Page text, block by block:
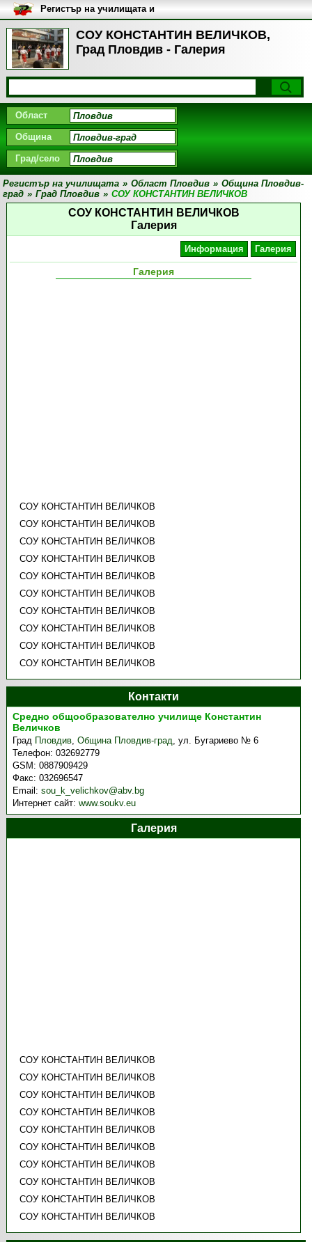
СОУ КОНСТАНТИН ВЕЛИЧКОВ,
Град Пловдив - Галерия
Регистър на училищата и
университетите в България
Област
Община
Град/село
Регистър на училищата » Област Пловдив » Община Пловдив-
град » Град Пловдив » СОУ КОНСТАНТИН ВЕЛИЧКОВ
СОУ КОНСТАНТИН ВЕЛИЧКОВ
Галерия
Информация Галерия
Галерия
СОУ КОНСТАНТИН ВЕЛИЧКОВ
СОУ КОНСТАНТИН ВЕЛИЧКОВ
СОУ КОНСТАНТИН ВЕЛИЧКОВ
СОУ КОНСТАНТИН ВЕЛИЧКОВ
СОУ КОНСТАНТИН ВЕЛИЧКОВ
СОУ КОНСТАНТИН ВЕЛИЧКОВ
СОУ КОНСТАНТИН ВЕЛИЧКОВ
СОУ КОНСТАНТИН ВЕЛИЧКОВ
СОУ КОНСТАНТИН ВЕЛИЧКОВ
СОУ КОНСТАНТИН ВЕЛИЧКОВ
Контакти
Средно общообразователно училище Константин
Величков
Град Пловдив,Община Пловдив-град,ул. Бугариево № 6
Телефон:032692779
GSM:0887909429
Факс:032696547
Email:sou_k_velichkov@abv.bg
Интернет сайт:www.soukv.eu
Галерия
СОУ КОНСТАНТИН ВЕЛИЧКОВ
СОУ КОНСТАНТИН ВЕЛИЧКОВ
СОУ КОНСТАНТИН ВЕЛИЧКОВ
СОУ КОНСТАНТИН ВЕЛИЧКОВ
СОУ КОНСТАНТИН ВЕЛИЧКОВ
СОУ КОНСТАНТИН ВЕЛИЧКОВ
СОУ КОНСТАНТИН ВЕЛИЧКОВ
СОУ КОНСТАНТИН ВЕЛИЧКОВ
СОУ КОНСТАНТИН ВЕЛИЧКОВ
СОУ КОНСТАНТИН ВЕЛИЧКОВ